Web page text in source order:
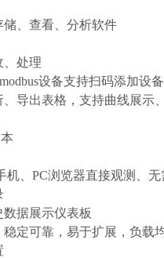
、查看、分析软件
、处理
设备支持扫码添加设备
导出表格，支持曲线展示
、PC浏览器直接观测、无
据展示仪表板
定可靠，易于扩展，负载均